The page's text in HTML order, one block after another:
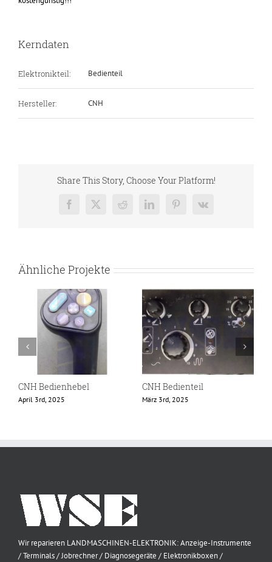
Kerndaten
Elektronikteil: Bedienteil
Hersteller: CNH
Share This Story, Choose Your Platform!
Facebook
X RedditLinkedInPinterest
Vk
Ähnliche Projekte
CNH Bedienhebel
April 3rd, 2025
CNH Bedienteil
März 3rd, 2025
Wir reparieren LANDMASCHINEN-ELEKTRONIK: Anzeige-Instrumente
/ Terminals / Jobrechner / Diagnosegeräte / Elektronikboxen /